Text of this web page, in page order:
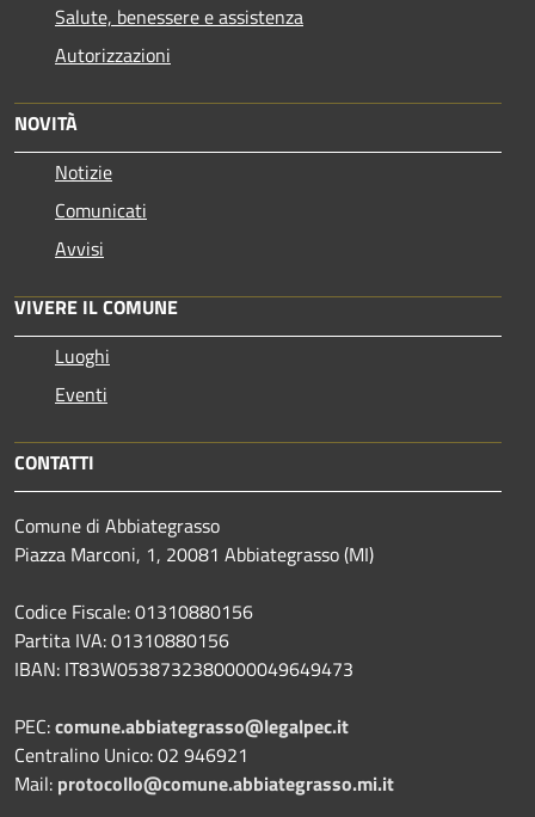
Salute, benessere e assistenza
Autorizzazioni
NOVITÀ
Notizie
Comunicati
Avvisi
VIVERE IL COMUNE
Luoghi
Eventi
CONTATTI
Comune di Abbiategrasso
Piazza Marconi, 1, 20081 Abbiategrasso (MI)
Codice Fiscale: 01310880156
Partita IVA: 01310880156
IBAN: IT83W0538732380000049649473
PEC:comune.abbiategrasso@legalpec.it
Centralino Unico: 02 946921
Mail: protocollo@comune.abbiategrasso.mi.it